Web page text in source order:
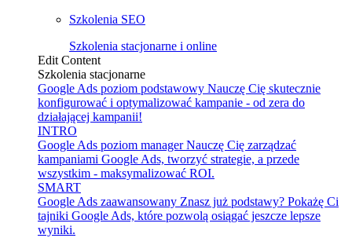
Szkolenia SEO
Szkolenia stacjonarne i online
Edit Content
Szkolenia stacjonarne
Google Ads poziom podstawowy Nauczę Cię skutecznie
konfigurować i optymalizować kampanie - od zera do
działającej kampanii!
INTRO
Google Ads poziom manager Nauczę Cię zarządzać
kampaniami Google Ads, tworzyć strategie, a przede
wszystkim - maksymalizować ROI.
SMART
Google Ads zaawansowany Znasz już podstawy? Pokażę Ci
tajniki Google Ads, które pozwolą osiągać jeszcze lepsze
wyniki.